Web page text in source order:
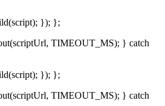
}); };
TIMEOUT_MS); } catch
}); };
TIMEOUT_MS); } catch